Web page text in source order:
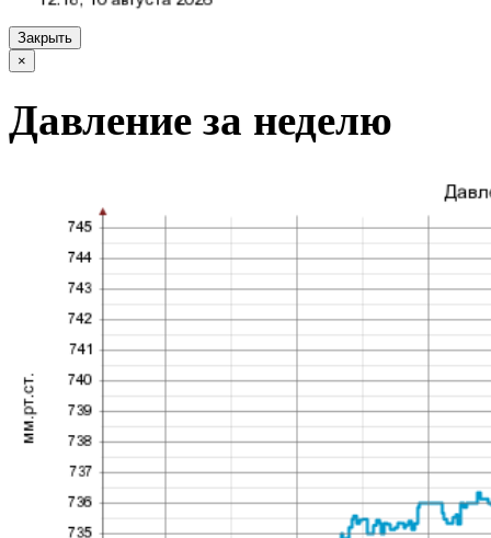
Закрыть
×
Давление за неделю